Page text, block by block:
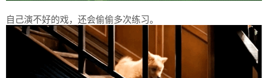
自己演不好的戏，还会偷偷多次练习。